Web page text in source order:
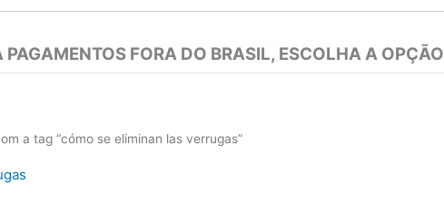
PAGAMENTOS FORA DO BRASIL, ESCOLHA A OPÇÃO
a tag “cómo se eliminan las verrugas”